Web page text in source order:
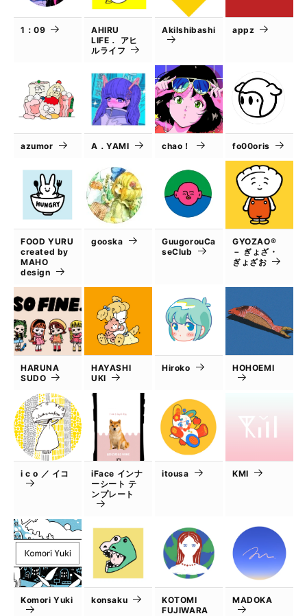
1：09
AHIRU
LIFE． アヒ
ルライフ
AkiIshibashi appz
azumor A．YAMI chao！ fo00oris
FOOD YURU
created by
MAHO
design
gooska
GuugorouCa
seClub
GYOZAO®
－ ぎょざ・
ぎょざお
HARUNA
SUDO
HAYASHI
UKI
Hiroko HOHOEMI
i c o ／ イコ
iFace インナ
ーシート テ
ンプレート
itousa KMI
Komori Yuki konsaku
KOTOMI
FUJIWARA
MADOKA